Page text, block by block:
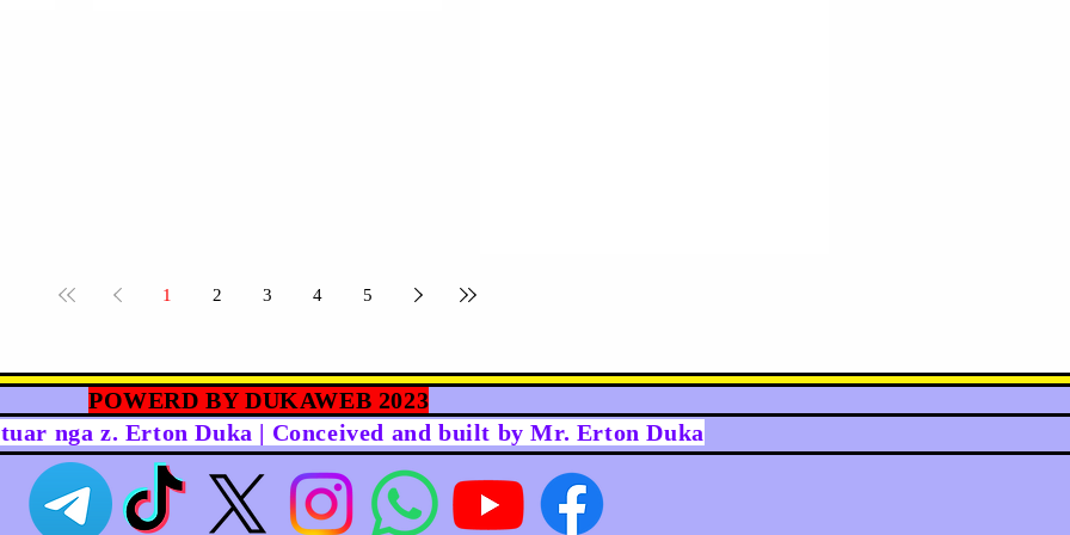
1 2 3 4 5
POWERD BY DUKAWEB 2023
nga z. Erton Duka | Conceived and built by Mr. Erton Duka